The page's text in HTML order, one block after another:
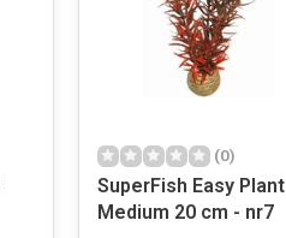
(0)
SuperFish Easy Plant
Medium 20 cm - nr7